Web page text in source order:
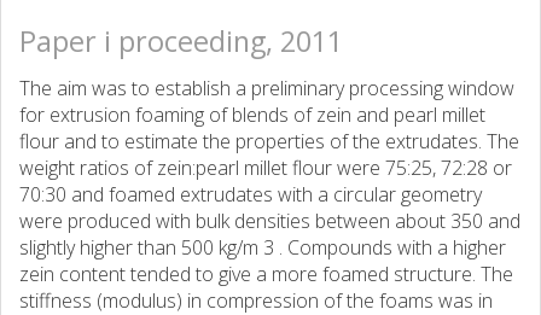
Paper i proceeding, 2011
The aim was to establish a preliminary processing window
for extrusion foaming of blends of zein and pearl millet
flour and to estimate the properties of the extrudates. The
weight ratios of zein:pearl millet flour were 75:25, 72:28 or
70:30 and foamed extrudates with a circular geometry
were produced with bulk densities between about 350 and
slightly higher than 500 kg/m 3 . Compounds with a higher
zein content tended to give a more foamed structure. The
stiffness (modulus) in compression of the foams was in